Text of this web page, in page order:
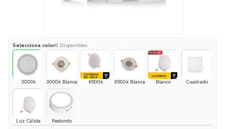
Selecciona color8 Disponibles
3000k 3000k Blanca 6500k 6500k Blanca Blanco Cuadrado
Luz Cálida
Redondo